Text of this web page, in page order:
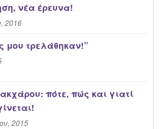
νέα έρευνα!
2016
μου τρελάθηκαν!”
πότε, πώς και γιατί
2015